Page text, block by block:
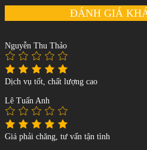
ĐÁNH GIÁ
Nguyễn Thu Thảo
Dịch vụ tốt, chất lượng cao
Lê Tuấn Anh
Giá phải chăng, tư vấn tận tình